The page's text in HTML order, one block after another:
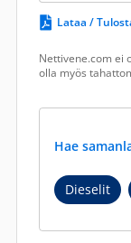
Lataa /
Nettivene.com ei
olla myös
Hae
Dieselit